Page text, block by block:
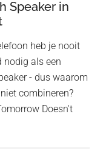
Speaker in
heb je nooit
nodig als een
- dus waarom
combineren?
Doesn't